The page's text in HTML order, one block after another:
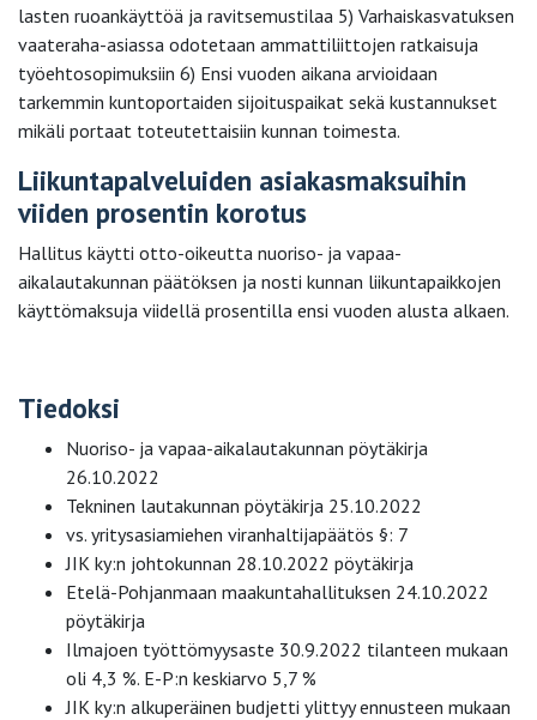
lasten ruoankäyttöä ja ravitsemustilaa 5) Varhaiskasvatuksen
vaateraha-asiassa odotetaan ammattiliittojen ratkaisuja
työehtosopimuksiin 6) Ensi vuoden aikana arvioidaan
tarkemmin kuntoportaiden sijoituspaikat sekä kustannukset
mikäli portaat toteutettaisiin kunnan toimesta.
Liikuntapalveluiden asiakasmaksuihin
viiden prosentin korotus
Hallitus käytti otto-oikeutta nuoriso- ja vapaa-
aikalautakunnan päätöksen ja nosti kunnan liikuntapaikkojen
käyttömaksuja viidellä prosentilla ensi vuoden alusta alkaen.
Tiedoksi
Nuoriso- ja vapaa-aikalautakunnan pöytäkirja
26.10.2022
Tekninen lautakunnan pöytäkirja 25.10.2022
vs. yritysasiamiehen viranhaltijapäätös §: 7
JIK ky:n johtokunnan 28.10.2022 pöytäkirja
Etelä-Pohjanmaan maakuntahallituksen 24.10.2022
pöytäkirja
Ilmajoen työttömyysaste 30.9.2022 tilanteen mukaan
oli 4,3 %. E-P:n keskiarvo 5,7 %
JIK ky:n alkuperäinen budjetti ylittyy ennusteen mukaan